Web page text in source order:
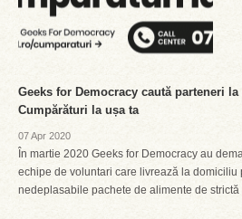
Geeks for Democracy caută parteneri
Cumpărături la ușa ta
07 Apr 2020
În martie 2020 Geeks for Democracy au
echipe de voluntari care livrează la domiciliu
nedeplasabile pachete de alimente de strictă